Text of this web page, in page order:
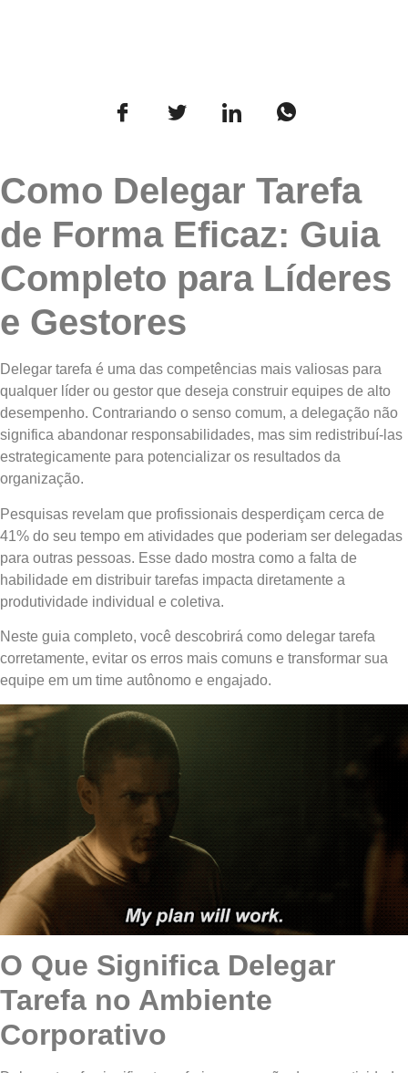
Como Delegar Tarefa
de Forma Eficaz: Guia
Completo para Líderes
e Gestores
Delegar tarefa é uma das competências mais valiosas para
qualquer líder ou gestor que deseja construir equipes de alto
desempenho. Contrariando o senso comum, a delegação não
significa abandonar responsabilidades, mas sim redistribuí-las
estrategicamente para potencializar os resultados da
organização.
Pesquisas revelam que profissionais desperdiçam cerca de
41% do seu tempo em atividades que poderiam ser delegadas
para outras pessoas. Esse dado mostra como a falta de
habilidade em distribuir tarefas impacta diretamente a
produtividade individual e coletiva.
Neste guia completo, você descobrirá como delegar tarefa
corretamente, evitar os erros mais comuns e transformar sua
equipe em um time autônomo e engajado.
O Que Significa Delegar
Tarefa no Ambiente
Corporativo